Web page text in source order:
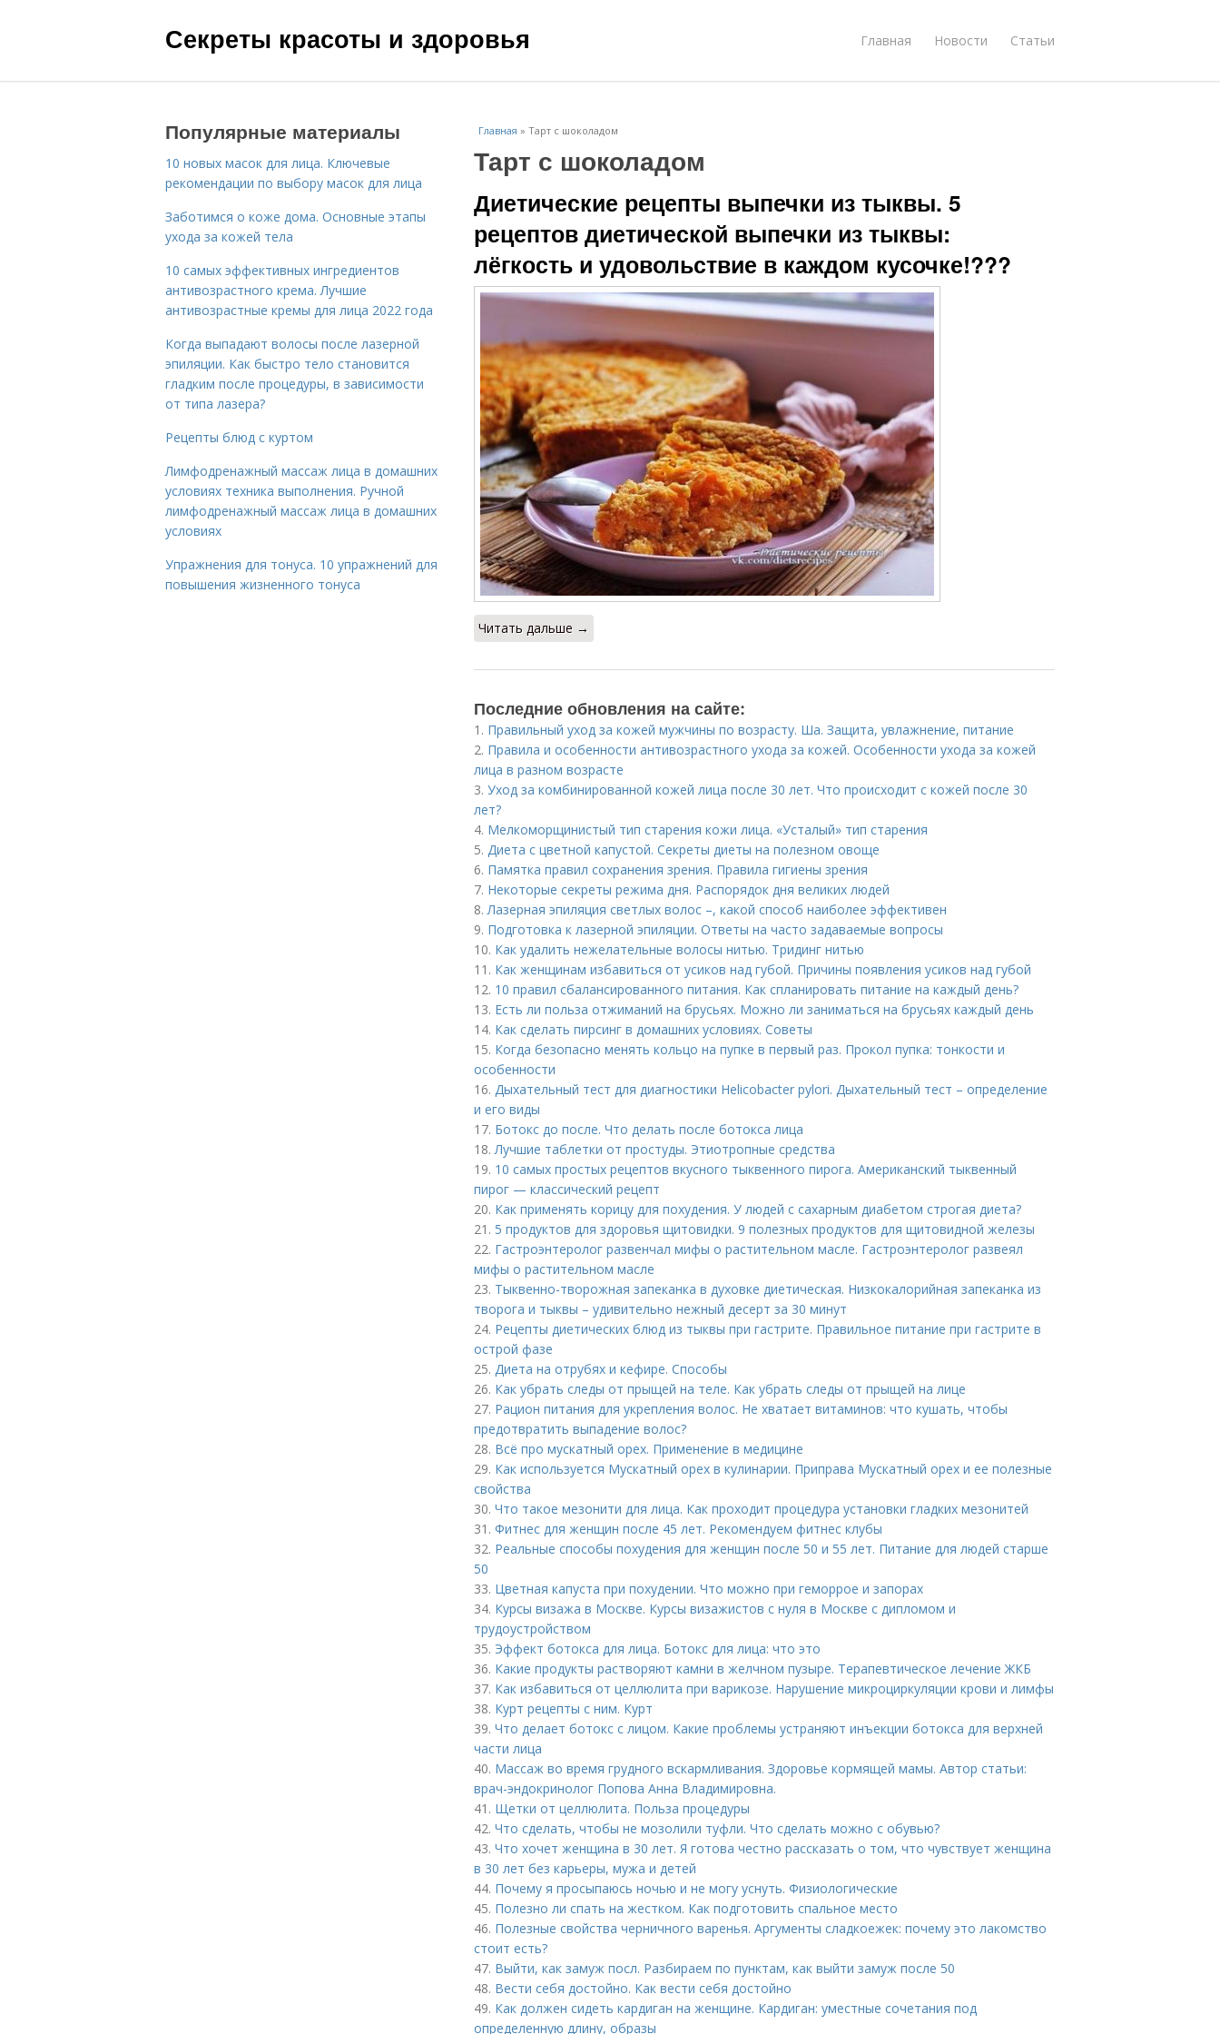
Секреты красоты и здоровья Главная Новости Статьи
Главная » Тарт с шоколадом
Тарт с шоколадом
Диетические рецепты выпечки из тыквы. 5
рецептов диетической выпечки из тыквы:
лёгкость и удовольствие в каждом кусочке!???
Читать дальше →
Последние обновления на сайте:
1. Правильный уход за кожей мужчины по возрасту. Ша. Защита, увлажнение, питание
2. Правила и особенности антивозрастного ухода за кожей. Особенности ухода за кожей
лица в разном возрасте
3. Уход за комбинированной кожей лица после 30 лет. Что происходит с кожей после 30
лет?
4. Мелкоморщинистый тип старения кожи лица. «Усталый» тип старения
5. Диета с цветной капустой. Секреты диеты на полезном овоще
6. Памятка правил сохранения зрения. Правила гигиены зрения
7. Некоторые секреты режима дня. Распорядок дня великих людей
8.Лазерная эпиляция светлых волос –, какой способ наиболее эффективен
9. Подготовка к лазерной эпиляции. Ответы на часто задаваемые вопросы
10. Как удалить нежелательные волосы нитью. Тридинг нитью
11. Как женщинам избавиться от усиков над губой. Причины появления усиков над губой
12. 10 правил сбалансированного питания. Как спланировать питание на каждый день?
13. Есть ли польза отжиманий на брусьях. Можно ли заниматься на брусьях каждый день
14. Как сделать пирсинг в домашних условиях. Советы
15. Когда безопасно менять кольцо на пупке в первый раз. Прокол пупка: тонкости и
особенности
16. Дыхательный тест для диагностики Helicobacter pylori. Дыхательный тест – определение
и его виды
17. Ботокс до после. Что делать после ботокса лица
18.Лучшие таблетки от простуды. Этиотропные средства
19. 10 самых простых рецептов вкусного тыквенного пирога. Американский тыквенный
пирог — классический рецепт
20. Как применять корицу для похудения. У людей с сахарным диабетом строгая диета?
21. 5 продуктов для здоровья щитовидки. 9 полезных продуктов для щитовидной железы
22. Гастроэнтеролог развенчал мифы о растительном масле. Гастроэнтеролог развеял
мифы о растительном масле
23. Тыквенно-творожная запеканка в духовке диетическая. Низкокалорийная запеканка из
творога и тыквы – удивительно нежный десерт за 30 минут
24. Рецепты диетических блюд из тыквы при гастрите. Правильное питание при гастрите в
острой фазе
25. Диета на отрубях и кефире. Способы
26. Как убрать следы от прыщей на теле. Как убрать следы от прыщей на лице
27. Рацион питания для укрепления волос. Не хватает витаминов: что кушать, чтобы
предотвратить выпадение волос?
28. Всё про мускатный орех. Применение в медицине
29. Как используется Мускатный орех в кулинарии. Приправа Мускатный орех и ее полезные
свойства
30. Что такое мезонити для лица. Как проходит процедура установки гладких мезонитей
31. Фитнес для женщин после 45 лет. Рекомендуем фитнес клубы
32. Реальные способы похудения для женщин после 50 и 55 лет. Питание для людей старше
50
33. Цветная капуста при похудении. Что можно при геморрое и запорах
34. Курсы визажа в Москве. Курсы визажистов с нуля в Москве с дипломом и
трудоустройством
35. Эффект ботокса для лица. Ботокс для лица: что это
36. Какие продукты растворяют камни в желчном пузыре. Терапевтическое лечение ЖКБ
37. Как избавиться от целлюлита при варикозе. Нарушение микроциркуляции крови и лимфы
38. Курт рецепты с ним. Курт
39. Что делает ботокс с лицом. Какие проблемы устраняют инъекции ботокса для верхней
части лица
40. Массаж во время грудного вскармливания. Здоровье кормящей мамы. Автор статьи:
врач-эндокринолог Попова Анна Владимировна.
41. Щетки от целлюлита. Польза процедуры
42. Что сделать, чтобы не мозолили туфли. Что сделать можно с обувью?
43. Что хочет женщина в 30 лет. Я готова честно рассказать о том, что чувствует женщина
в 30 лет без карьеры, мужа и детей
44. Почему я просыпаюсь ночью и не могу уснуть. Физиологические
45. Полезно ли спать на жестком. Как подготовить спальное место
46. Полезные свойства черничного варенья. Аргументы сладкоежек: почему это лакомство
стоит есть?
47. Выйти, как замуж посл. Разбираем по пунктам, как выйти замуж после 50
48. Вести себя достойно. Как вести себя достойно
49. Как должен сидеть кардиган на женщине. Кардиган: уместные сочетания под
определенную длину, образы
Популярные материалы
10 новых масок для лица. Ключевые
рекомендации по выбору масок для лица
Заботимся о коже дома. Основные этапы
ухода за кожей тела
10 самых эффективных ингредиентов
антивозрастного крема. Лучшие
антивозрастные кремы для лица 2022 года
Когда выпадают волосы после лазерной
эпиляции. Как быстро тело становится
гладким после процедуры, в зависимости
от типа лазера?
Рецепты блюд с куртом
Лимфодренажный массаж лица в домашних
условиях техника выполнения. Ручной
лимфодренажный массаж лица в домашних
условиях
Упражнения для тонуса. 10 упражнений для
повышения жизненного тонуса